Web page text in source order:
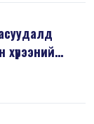
хүрээний